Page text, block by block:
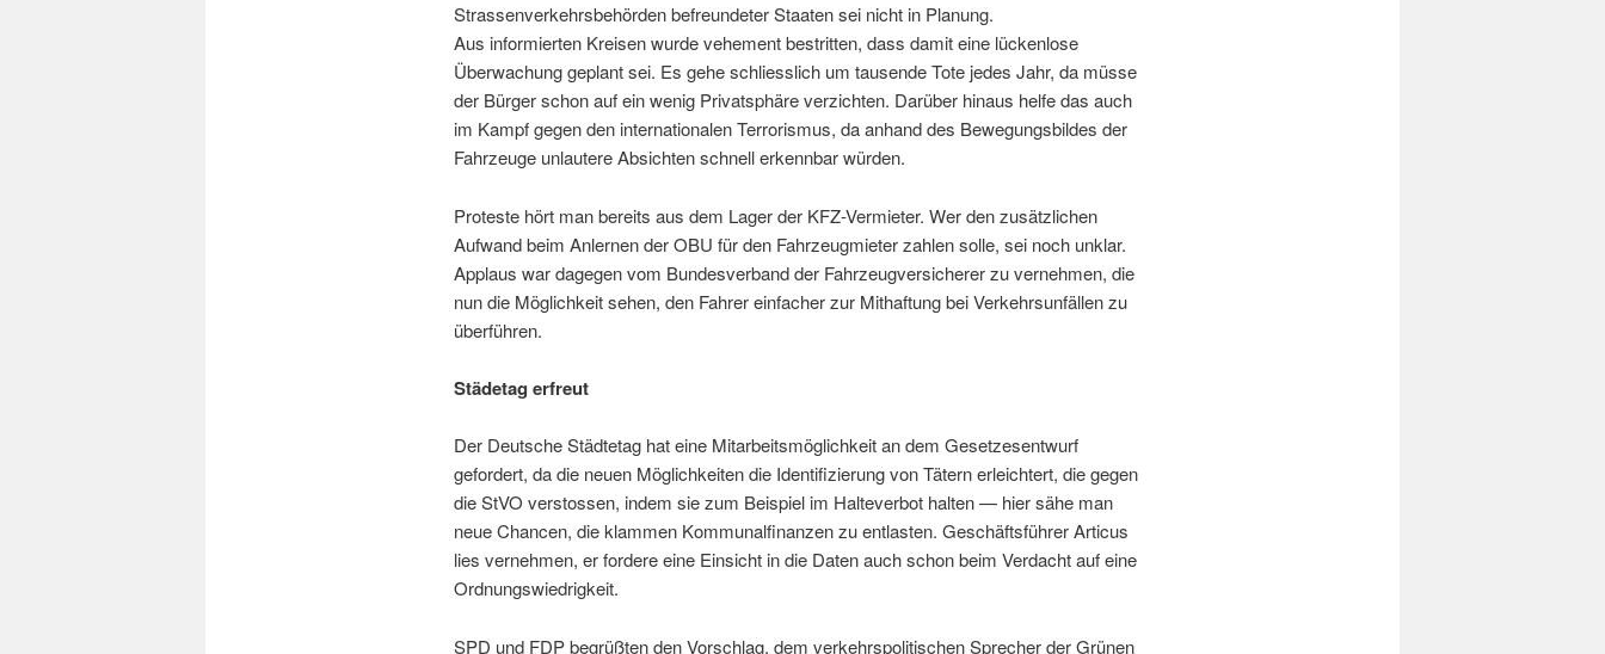
Strassenverkehrsbehörden befreundeter Staaten sei nicht in Planung.
Aus informierten Kreisen wurde vehement bestritten, dass damit eine lückenlose
Überwachung geplant sei. Es gehe schliesslich um tausende Tote jedes Jahr, da müsse
der Bürger schon auf ein wenig Privatsphäre verzichten. Darüber hinaus helfe das auch
im Kampf gegen den internationalen Terrorismus, da anhand des Bewegungsbildes der
Fahrzeuge unlautere Absichten schnell erkennbar würden.
Proteste hört man bereits aus dem Lager der KFZ-Vermieter. Wer den zusätzlichen
Aufwand beim Anlernen der OBU für den Fahrzeugmieter zahlen solle, sei noch unklar.
Applaus war dagegen vom Bundesverband der Fahrzeugversicherer zu vernehmen, die
nun die Möglichkeit sehen, den Fahrer einfacher zur Mithaftung bei Verkehrsunfällen zu
überführen.
Städetag erfreut
Der Deutsche Städtetag hat eine Mitarbeitsmöglichkeit an dem Gesetzesentwurf
gefordert, da die neuen Möglichkeiten die Identifizierung von Tätern erleichtert, die gegen
die StVO verstossen, indem sie zum Beispiel im Halteverbot halten — hier sähe man
neue Chancen, die klammen Kommunalfinanzen zu entlasten. Geschäftsführer Articus
lies vernehmen, er fordere eine Einsicht in die Daten auch schon beim Verdacht auf eine
Ordnungswiedrigkeit.
SPD und FDP begrüßten den Vorschlag, dem verkehrspolitischen Sprecher der Grünen